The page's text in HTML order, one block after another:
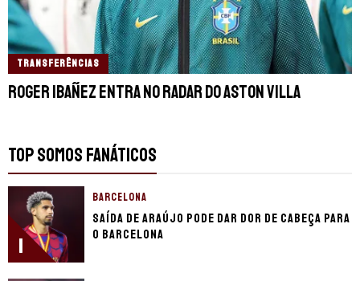
TRANSFERÊNCIAS
Roger Ibañez entra no radar do Aston Villa
TOP SOMOS FANÁTICOS
1
BARCELONA
Saída de Araújo pode dar dor de cabeça para
o Barcelona